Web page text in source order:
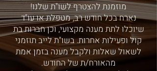
מוזמנת להצטרף לשו"ת שלנו!
נארח בכל חודש רב, מטפלת או עו"ד
שיוכלו לתת מענה מקצועי, וכן חברות בת
קול ופעילות אחרות. בשו"ת לייב תוזמני
לשאול שאלות ולקבל מענה בזמן אמת
מהאורח/ת של החודש.